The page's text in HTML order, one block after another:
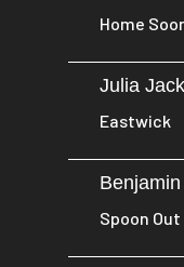
Home
Julia
Eastwick
Spoon